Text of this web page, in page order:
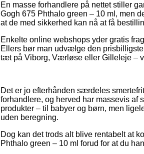
En masse forhandlere på nettet stiller
Gogh 675 Phthalo green – 10 ml, men
at de med sikkerhed kan nå at få
Enkelte online webshops yder gratis
Ellers bør man udvælge den
tæt på Viborg, Værløse eller Gilleleje –
Det er jo efterhånden særdeles
forhandlere, og herved har massevis
produkter – til babyer og børn, men
uden beregning.
Dog kan det trods alt blive rentabelt at
Phthalo green – 10 ml forud for at du